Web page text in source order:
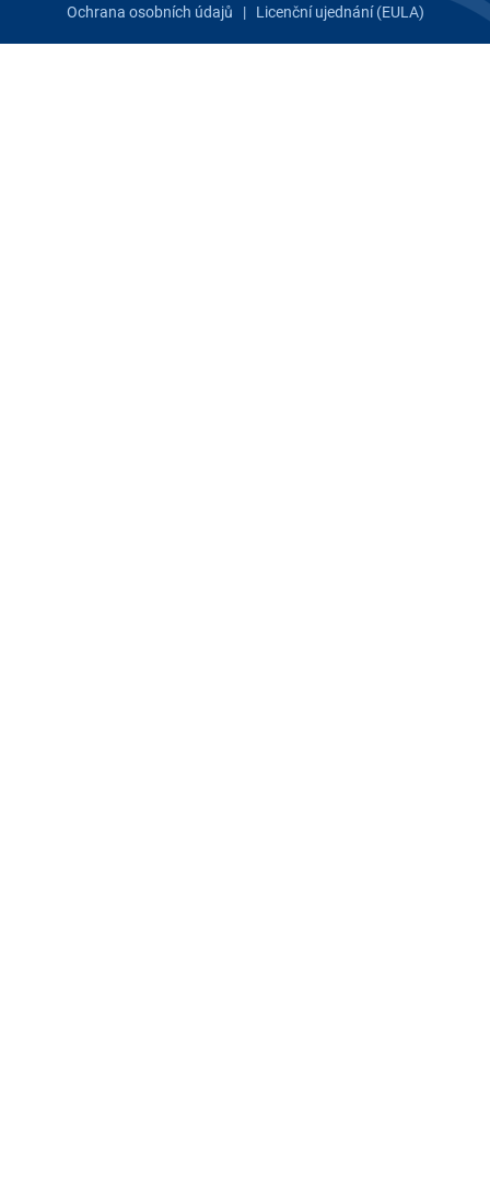
Ochrana osobních údajů | Licenční ujednání (EULA)